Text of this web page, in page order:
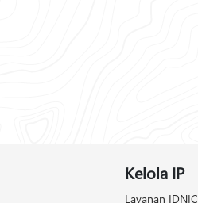
Kelola IP
Layanan IDNIC